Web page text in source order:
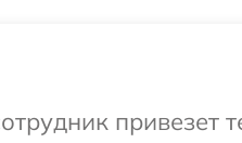
привезет